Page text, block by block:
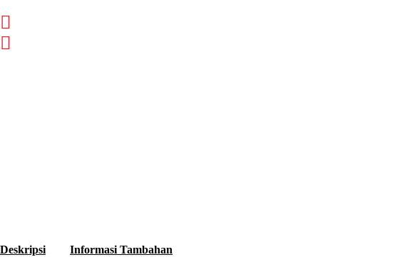
Deskripsi
Informasi Tambahan